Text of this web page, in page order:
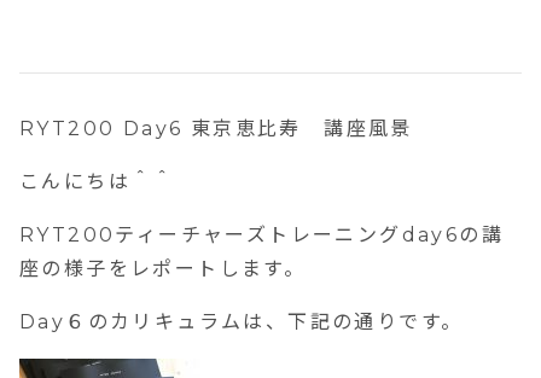
RYT200 Day6 東京恵比寿 講座風景
こんにちは＾＾
RYT200ティーチャーズトレーニング day6 の講
座の様子をレポートします。
Day６のカリキュラムは、下記の通りです。